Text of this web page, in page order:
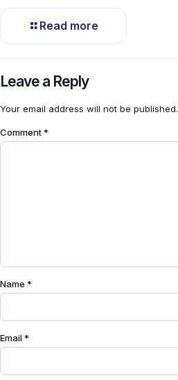
Read more
Leave a Reply
Your email address will not be published.
Comment*
Name *
Email*